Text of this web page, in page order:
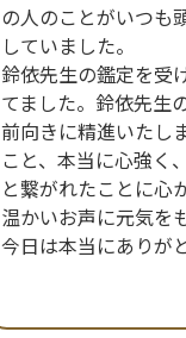
の人のことがいつも
していました。
鈴依先生の鑑定を受
てました。鈴依先生
前向きに精進いたし
こと、本当に心強く
と繋がれたことに心
温かいお声に元気を
今日は本当にありが